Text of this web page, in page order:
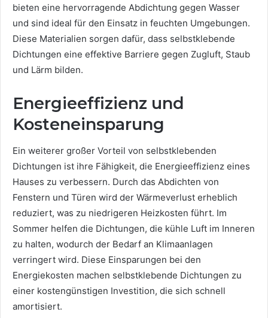
bieten eine hervorragende Abdichtung gegen Wasser
und sind ideal für den Einsatz in feuchten Umgebungen.
Diese Materialien sorgen dafür, dass selbstklebende
Dichtungen eine effektive Barriere gegen Zugluft, Staub
und Lärm bilden.
Energieeffizienz und
Kosteneinsparung
Ein weiterer großer Vorteil von selbstklebenden
Dichtungen ist ihre Fähigkeit, die Energieeffizienz eines
Hauses zu verbessern. Durch das Abdichten von
Fenstern und Türen wird der Wärmeverlust erheblich
reduziert, was zu niedrigeren Heizkosten führt. Im
Sommer helfen die Dichtungen, die kühle Luft im Inneren
zu halten, wodurch der Bedarf an Klimaanlagen
verringert wird. Diese Einsparungen bei den
Energiekosten machen selbstklebende Dichtungen zu
einer kostengünstigen Investition, die sich schnell
amortisiert.